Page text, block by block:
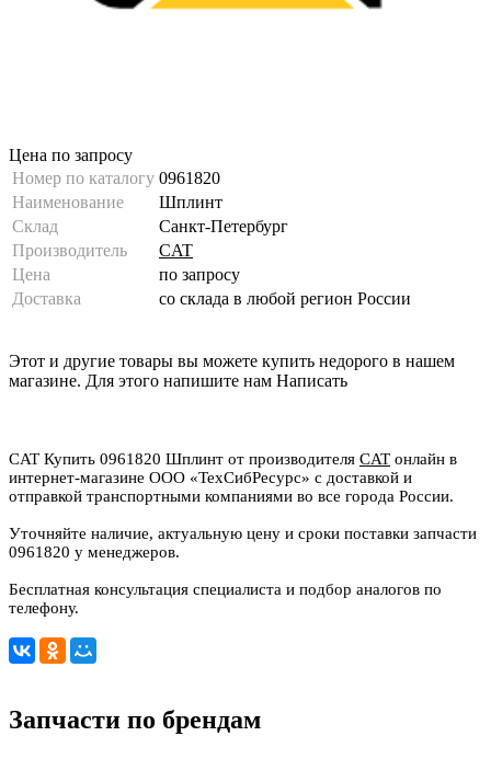
Цена по запросу
Номер по каталогу 0961820
Наименование
Шплинт
Склад
Санкт-Петербург
Производитель
CAT
Цена
по запросу
Доставка
со склада в любой регион России
Этот и другие товары вы можете купить недорого в нашем
магазине. Для этого напишите нам Написать
CAT Купить 0961820 Шплинт от производителя CAT онлайн в
интернет-магазине ООО «ТехСибРесурс» с доставкой и
отправкой транспортными компаниями во все города России.
Уточняйте наличие, актуальную цену и сроки поставки запчасти
0961820 у менеджеров.
Бесплатная консультация специалиста и подбор аналогов по
телефону.
Запчасти по брендам